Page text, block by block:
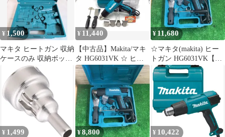
¥ 1,500
マキタ ヒートガン 収納
ケースのみ 収納ボック
ス HG6031VK用
¥ 11,440
【中古品】Makita/マキ
タ HG6031VK ☆ ヒー
トガン [IT_D0RRC][豊
田][M04]
¥ 11,680
☆マキタ(makita) ヒー
トガン HG6031VK【町
田店】
¥ 1,499 ¥8,800 ¥ 10,422